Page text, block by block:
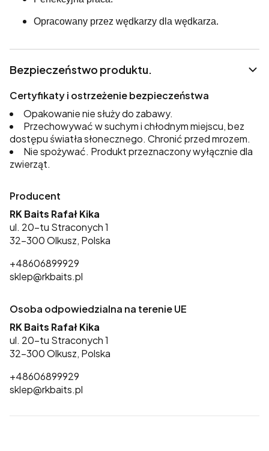
Opracowany przez wędkarzy dla wędkarza.
Bezpieczeństwo produktu.
Certyfikaty i ostrzeżenie bezpieczeństwa
Opakowanie nie służy do zabawy.
Przechowywać w suchym i chłodnym miejscu, bez
dostępu światła słonecznego. Chronić przed mrozem.
Nie spożywać. Produkt przeznaczony wyłącznie dla
zwierząt.
Producent
RK Baits Rafał Kika
ul. 20-tu Straconych 1
32-300 Olkusz, Polska
+48606899929
sklep@rkbaits.pl
Osoba odpowiedzialna na terenie UE
RK Baits Rafał Kika
ul. 20-tu Straconych 1
32-300 Olkusz, Polska
+48606899929
sklep@rkbaits.pl